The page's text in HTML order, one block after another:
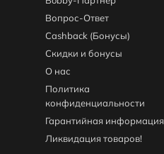
Вопрос-Ответ
Cashback (Бонусы)
Скидки и бонусы
О нас
Политика
конфиденциальности
Гарантийная информация
Ликвидация товаров!